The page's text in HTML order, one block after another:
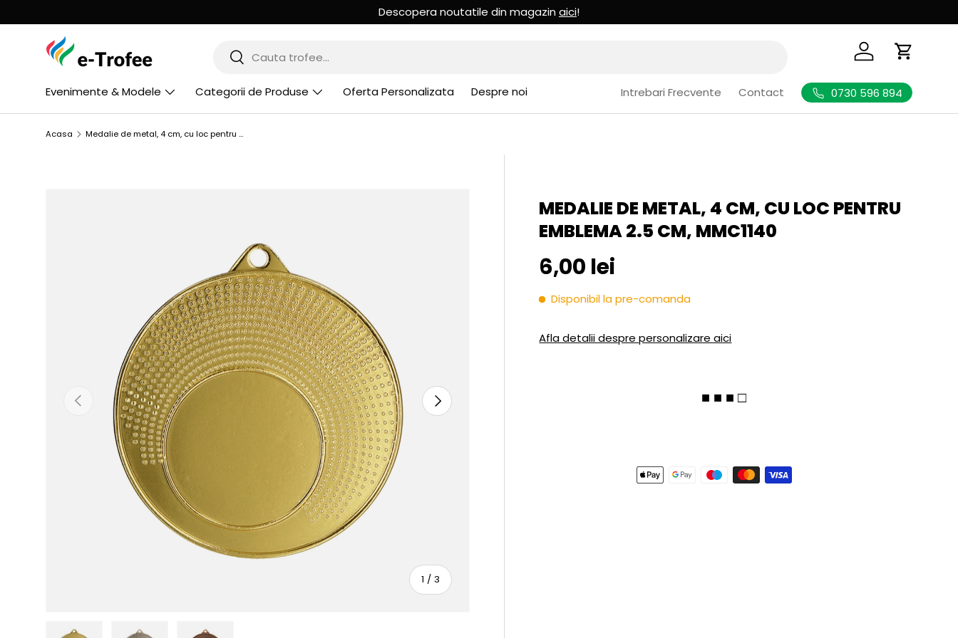
MERGI LA CONTINUT
Descopera noutatile din magazin aici!
Cauta
Cauta Logheaza-te
Cos de
Evenimente & Modele Categorii de Produse Oferta Personalizata Despre noi Intrebari Frecvente Contact 0730 596 894
Acasa Medalie de metal, 4 cm, cu loc pentru emblema 2.5 cm, MMC1140
ANTERIOR
1 /sau
3
URMATOR
MEDALIE DE METAL, 4 CM, CU LOC PENTRU
EMBLEMA 2.5 CM, MMC1140
Pret initial
6,00 lei
Disponibil la pre-comanda
Afla detalii despre personalizare aici
■ ■ ■ □